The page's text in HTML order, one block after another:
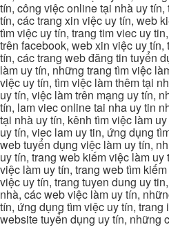
tín, công việc online tại nhà uy
tín, các trang xin việc uy tín, web
tìm việc uy tín, trang tim viec uy
trên facebook, web xin việc uy
tín, các trang web đăng tin tuyển
làm uy tín, những trang tìm việc
việc uy tín, tìm việc làm thêm tại
uy tín, việc làm trên mạng uy tín,
tín, lam viec online tai nha uy tin
tại nhà uy tín, kênh tìm việc làm
uy tín, viec lam uy tin, ứng dụng
web tuyển dụng việc làm uy tín,
uy tín, trang web kiếm việc làm
việc làm uy tín, trang web tìm
việc uy tín, trang tuyen dung uy
nhà, các web việc làm uy tín,
tín, ứng dụng tìm việc uy tín,
website tuyển dụng uy tín, những